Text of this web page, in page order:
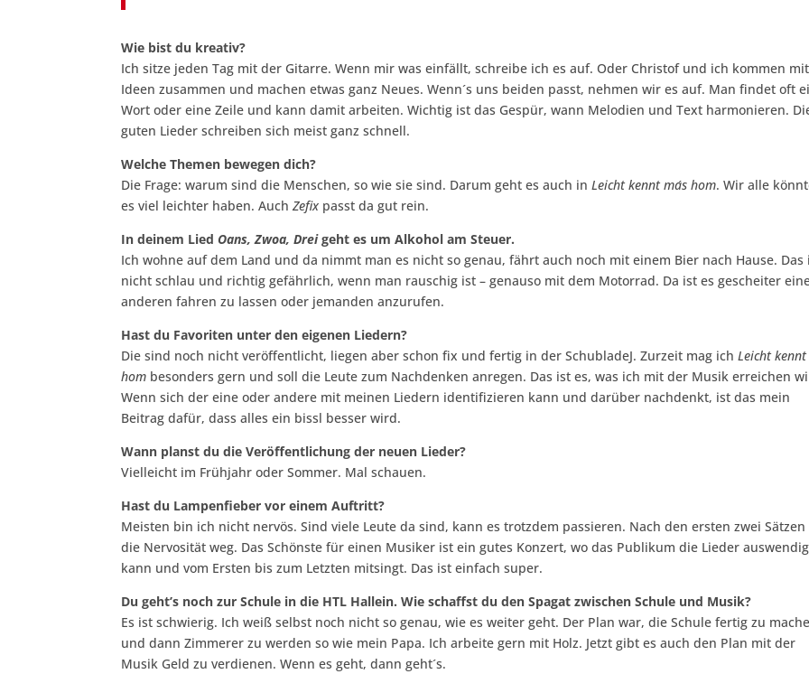
Wie bist du kreativ?
Ich sitze jeden Tag mit der Gitarre. Wenn mir was einfällt, schreibe ich es auf. Oder Christof und ich kommen mit
Ideen zusammen und machen etwas ganz Neues. Wenn´s uns beiden passt, nehmen wir es auf. Man findet oft
Wort oder eine Zeile und kann damit arbeiten. Wichtig ist das Gespür, wann Melodien und Text harmonieren.
guten Lieder schreiben sich meist ganz schnell.
Welche Themen bewegen dich?
Die Frage: warum sind die Menschen, so wie sie sind. Darum geht es auch inLeicht kennt ma´s hom. Wir alle
es viel leichter haben. AuchZefix passt da gut rein.
In deinem Lied Oans, Zwoa, Dreigeht es um Alkohol am Steuer.
Ich wohne auf dem Land und da nimmt man es nicht so genau, fährt auch noch mit einem Bier nach Hause. Das
nicht schlau und richtig gefährlich, wenn man rauschig ist – genauso mit dem Motorrad. Da ist es gescheiter
anderen fahren zu lassen oder jemanden anzurufen.
Hast du Favoriten unter den eigenen Liedern?
Die sind noch nicht veröffentlicht, liegen aber schon fix und fertig in der SchubladeJ. Zurzeit mag ichLeicht kennt
hom besonders gern und soll die Leute zum Nachdenken anregen. Das ist es, was ich mit der Musik erreichen
Wenn sich der eine oder andere mit meinen Liedern identifizieren kann und darüber nachdenkt, ist das mein
Beitrag dafür, dass alles ein bissl besser wird.
Wann planst du die Veröffentlichung der neuen Lieder?
Vielleicht im Frühjahr oder Sommer. Mal schauen.
Hast du Lampenfieber vor einem Auftritt?
Meisten bin ich nicht nervös. Sind viele Leute da sind, kann es trotzdem passieren. Nach den ersten zwei
die Nervosität weg. Das Schönste für einen Musiker ist ein gutes Konzert, wo das Publikum die Lieder auswendig
kann und vom Ersten bis zum Letzten mitsingt. Das ist einfach super.
Du geht’s noch zur Schule in die HTL Hallein. Wie schaffst du den Spagat zwischen Schule und Musik?
Es ist schwierig. Ich weiß selbst noch nicht so genau, wie es weiter geht. Der Plan war, die Schule fertig zu
und dann Zimmerer zu werden so wie mein Papa. Ich arbeite gern mit Holz. Jetzt gibt es auch den Plan mit der
Musik Geld zu verdienen. Wenn es geht, dann geht´s.